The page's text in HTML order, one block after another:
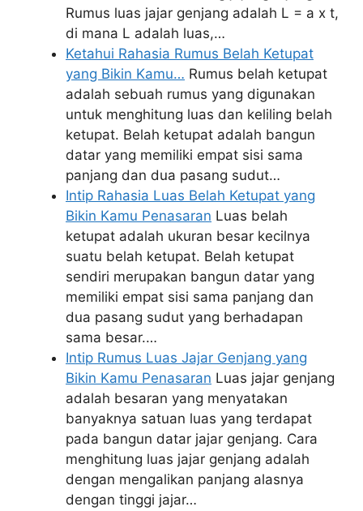
Rumus luas jajar genjang adalah L = a x t,
di mana L adalah luas,…
Ketahui Rahasia Rumus Belah Ketupat
yang Bikin Kamu… Rumus belah ketupat
adalah sebuah rumus yang digunakan
untuk menghitung luas dan keliling belah
ketupat. Belah ketupat adalah bangun
datar yang memiliki empat sisi sama
panjang dan dua pasang sudut…
Intip Rahasia Luas Belah Ketupat yang
Bikin Kamu Penasaran Luas belah
ketupat adalah ukuran besar kecilnya
suatu belah ketupat. Belah ketupat
sendiri merupakan bangun datar yang
memiliki empat sisi sama panjang dan
dua pasang sudut yang berhadapan
sama besar.…
Intip Rumus Luas Jajar Genjang yang
Bikin Kamu Penasaran Luas jajar genjang
adalah besaran yang menyatakan
banyaknya satuan luas yang terdapat
pada bangun datar jajar genjang. Cara
menghitung luas jajar genjang adalah
dengan mengalikan panjang alasnya
dengan tinggi jajar…